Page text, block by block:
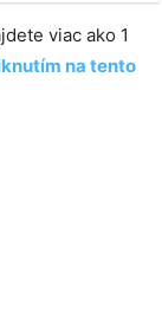
viac ako 1
na tento